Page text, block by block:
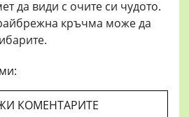
да види с очите си чудото.
кръчма може да
КОМЕНТАРИТЕ